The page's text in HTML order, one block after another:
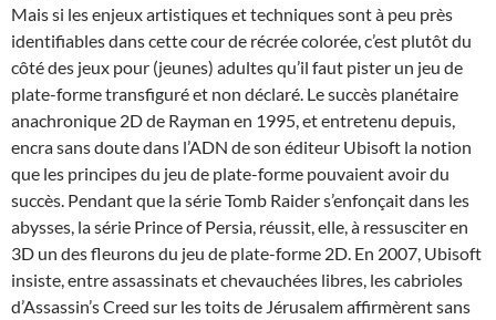
Mais si les enjeux artistiques et techniques sont à peu près
identifiables dans cette cour de récrée colorée, c’est plutôt du
côté des jeux pour (jeunes) adultes qu’il faut pister un jeu de
plate-forme transfiguré et non déclaré. Le succès planétaire
anachronique 2D de Rayman en 1995, et entretenu depuis,
encra sans doute dans l’ADN de son éditeur Ubisoft la notion
que les principes du jeu de plate-forme pouvaient avoir du
succès. Pendant que la série Tomb Raider s’enfonçait dans les
abysses, la série Prince of Persia, réussit, elle, à ressusciter en
3D un des fleurons du jeu de plate-forme 2D. En 2007, Ubisoft
insiste, entre assassinats et chevauchées libres, les cabrioles
d’Assassin’s Creed sur les toits de Jérusalem affirmèrent sans